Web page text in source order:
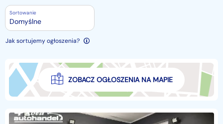
Sortowanie
Domyślne
Jak sortujemy ogłoszenia?
ZOBACZ OGŁOSZENIA NA MAPIE